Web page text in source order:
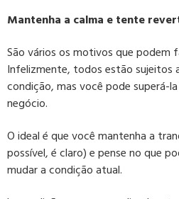
Mantenha a calma e tente
São vários os motivos que podem
Infelizmente, todos estão sujeitos
condição, mas você pode superá-
negócio.
O ideal é que você mantenha a
possível, é claro) e pense no que
mudar a condição atual.